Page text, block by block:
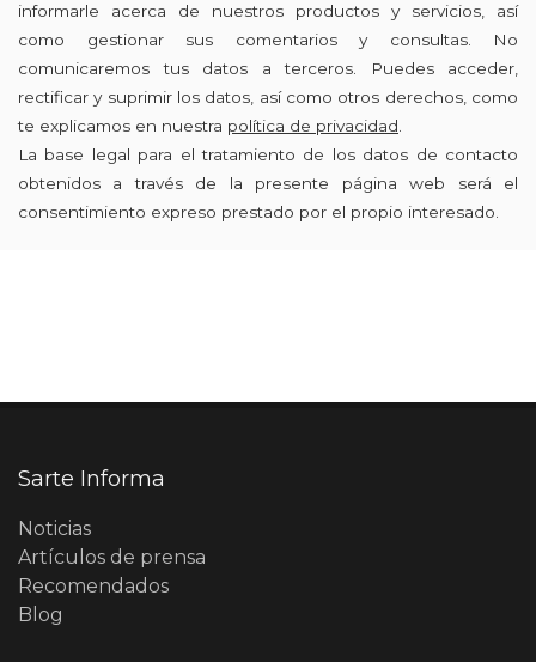
informarle acerca de nuestros productos y servicios, así
como gestionar sus comentarios y consultas. No
comunicaremos tus datos a terceros. Puedes acceder,
rectificar y suprimir los datos, así como otros derechos, como
te explicamos en nuestra política de privacidad
La base legal para el tratamiento de los datos de contacto
obtenidos a través de la presente página web será el
consentimiento expreso prestado por el propio interesado.
Sarte Informa
Noticias
Artículos de prensa
Recomendados
Blog